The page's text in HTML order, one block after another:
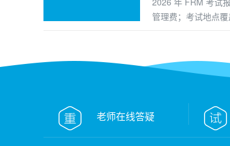
管理费；考试地点
FRM课程
老师在线答疑